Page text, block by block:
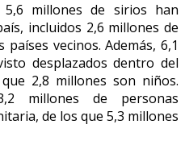
millones de sirios han
incluidos 2,6 millones de
vecinos. Además, 6,1
desplazados dentro del
2,8 millones son niños.
millones de personas
de los que 5,3 millones